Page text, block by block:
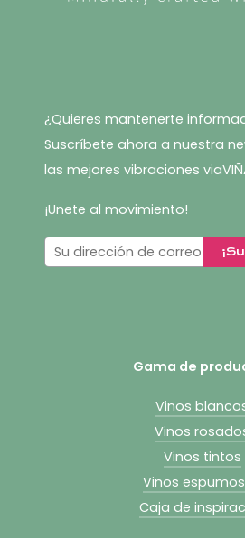
¿Quieres mantenerte
Suscríbete ahora a nuestra
las mejores vibraciones
¡Unete al movimiento!
Gama de
Vinos
Vinos
Vinos tintos
Vinos
Caja de